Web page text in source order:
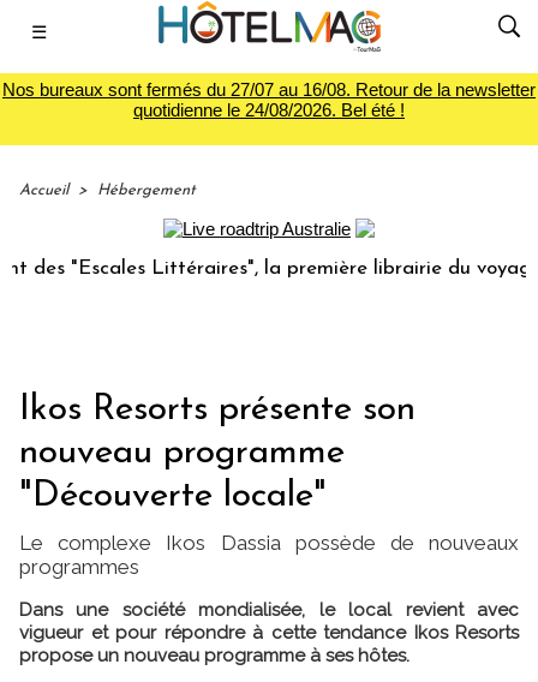
☰
Nos bureaux sont fermés du 27/07 au 16/08. Retour de la newsletter
quotidienne le 24/08/2026. Bel été !
Accueil > Hébergement
"Escales Littéraires", la première librairie du voyage
Ikos Resorts présente son
nouveau programme
"Découverte locale"
Le complexe Ikos Dassia possède de nouveaux
programmes
Dans une société mondialisée, le local revient avec
vigueur et pour répondre à cette tendance Ikos Resorts
propose un nouveau programme à ses hôtes.